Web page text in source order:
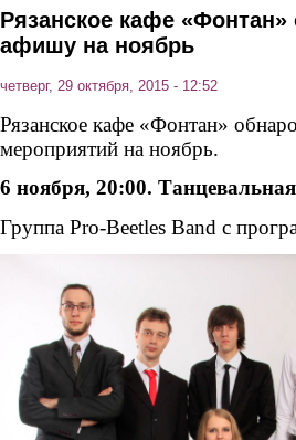
Рязанское кафе
афишу на ноябрь
четверг, 29 октября, 2015 - 12:52
Рязанское кафе «Фонтан»
мероприятий на ноябрь.
6 ноября, 20:00.
Группа Pro-Beetles Band с